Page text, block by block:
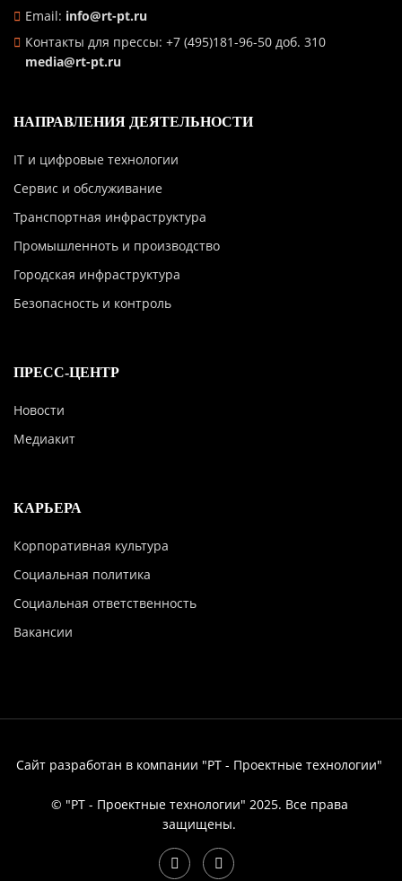
Email: info@rt-pt.ru
Контакты для прессы: +7 (495)181-96-50 доб. 310
media@rt-pt.ru
НАПРАВЛЕНИЯ ДЕЯТЕЛЬНОСТИ
IT и цифровые технологии
Сервис и обслуживание
Транспортная инфраструктура
Промышленноть и производство
Городская инфраструктура
Безопасность и контроль
ПРЕСС-ЦЕНТР
Новости
Медиакит
КАРЬЕРА
Корпоративная культура
Социальная политика
Социальная ответственность
Вакансии
Сайт разработан в компании "РТ - Проектные технологии"
© "РТ - Проектные технологии" 2025. Все права
защищены.